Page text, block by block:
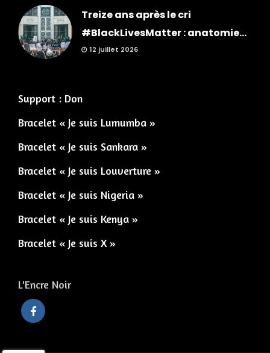
Treize ans après le cri
#BlackLivesMatter : anatomie...
12 juillet 2026
Support : Don
Bracelet « Je suis Lumumba »
Bracelet « Je suis Sankara »
Bracelet « Je suis Louverture »
Bracelet « Je suis Nigeria »
Bracelet « Je suis Kenya »
Bracelet « Je suis X »
L'Encre Noir